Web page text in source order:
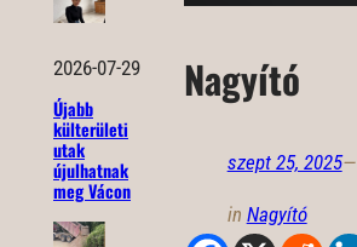
2026-07-29
Újabb
külterületi
utak
újulhatnak
meg Vácon
Nagyító
szept 25, 2025—
in Nagyító